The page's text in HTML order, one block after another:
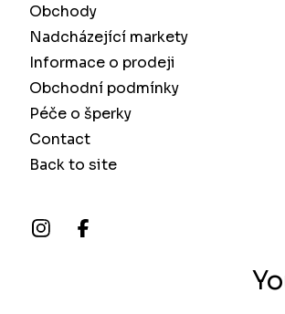
Obchody
Nadcházející markety
Informace o prodeji
Obchodní podmínky
Péče o šperky
Contact
Back to site